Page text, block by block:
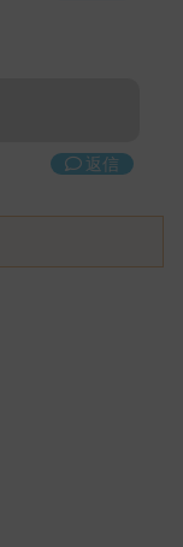
返信